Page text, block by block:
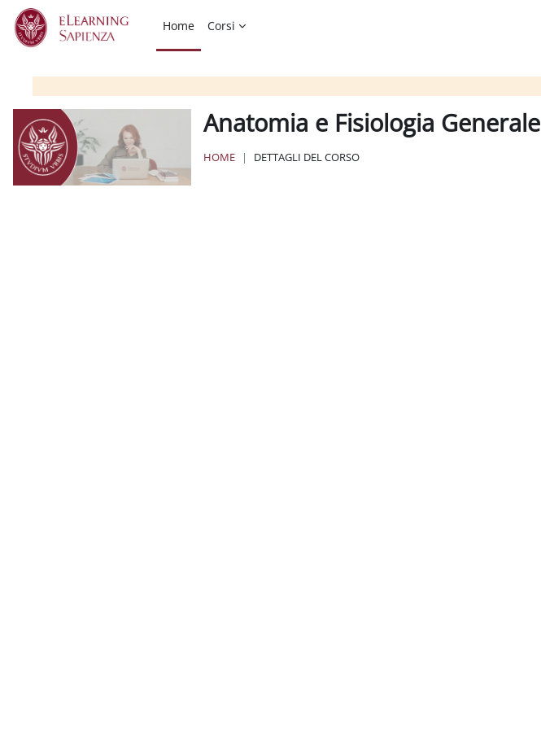
Vai al contenuto principale
Home
Corsi
Anatomia e Fisiologia Generale
HOME DETTAGLI DEL CORSO